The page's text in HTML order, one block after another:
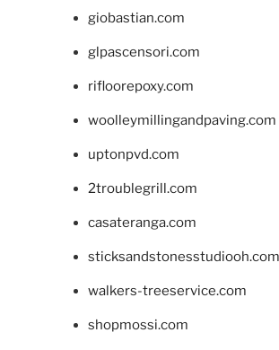
giobastian.com
glpascensori.com
rifloorepoxy.com
woolleymillingandpaving.com
uptonpvd.com
2troublegrill.com
casateranga.com
sticksandstonesstudiooh.com
walkers-treeservice.com
shopmossi.com